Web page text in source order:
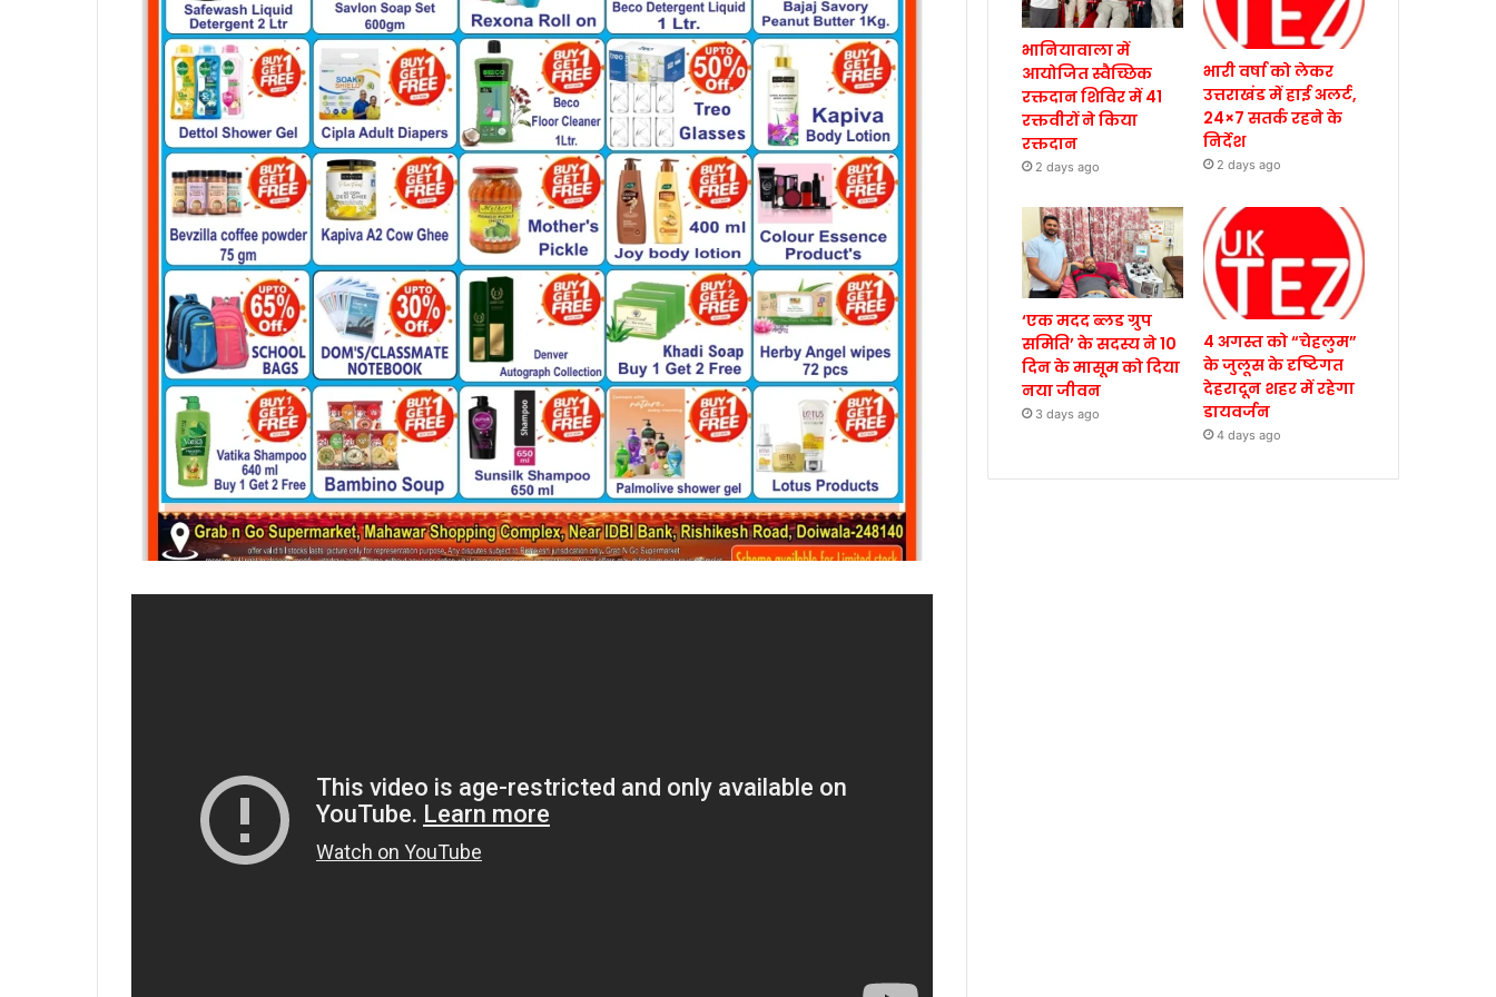
भानियावाला में
आयोजित स्वैच्छिक
रक्तदान शिविर में 41
रक्तवीरों ने किया
रक्तदान
2 days ago
भारी वर्षा को लेकर
उत्तराखंड में हाई अलर्ट,
24×7 सतर्क रहने के
निर्देश
2 days ago
‘एक मदद ब्लड ग्रुप
समिति’ के सदस्य ने 10
दिन के मासूम को दिया
नया जीवन
3 days ago
4 अगस्त को “चेहलुम”
के जुलूस के दृष्टिगत
देहरादून शहर में रहेगा
डायवर्जन
4 days ago